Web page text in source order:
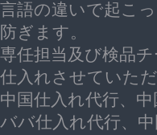
言語の違いで起こ
防ぎます。
専任担当及び検品
仕入れさせていただ
中国仕入れ代行、
ババ仕入れ代行、